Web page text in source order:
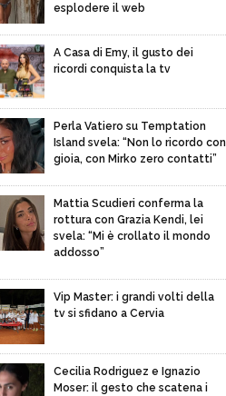
esplodere il web
A Casa di Emy, il gusto dei
ricordi conquista la tv
Perla Vatiero su Temptation
Island svela: “Non lo ricordo con
gioia, con Mirko zero contatti”
Mattia Scudieri conferma la
rottura con Grazia Kendi, lei
svela: “Mi è crollato il mondo
addosso”
Vip Master: i grandi volti della
tv si sfidano a Cervia
Cecilia Rodriguez e Ignazio
Moser: il gesto che scatena i